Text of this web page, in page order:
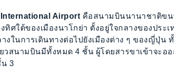
Airport คือสนามบินนานาชาติข
ทิศใต้ของเมืองนาโกย่า ตั้งอยู่ใจกลางของปร
งในการเดินทางต่อไปยังเมืองต่าง ๆ ของญี่ปุ่น
วสนามบินมีทั้งหมด 4 ชั้น ผู้โดยสารขาเข้าจะอ
3